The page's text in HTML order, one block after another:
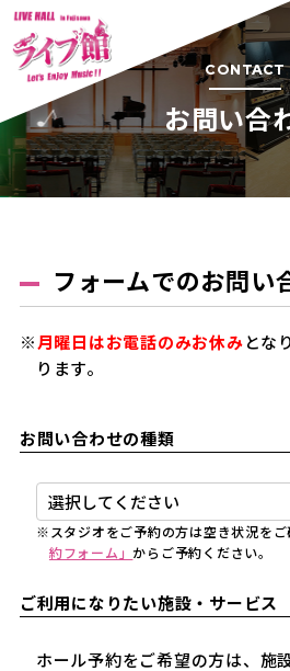
CONTACT
お問い合
フォームでのお問い
※月曜日はお電話のみお休みとな
ります。
お問い合わせの種類
※スタジオをご予約の方は空き状況をご
約フォーム」からご予約ください。
ご利用になりたい施設・サービス
ホール予約をご希望の方は、施